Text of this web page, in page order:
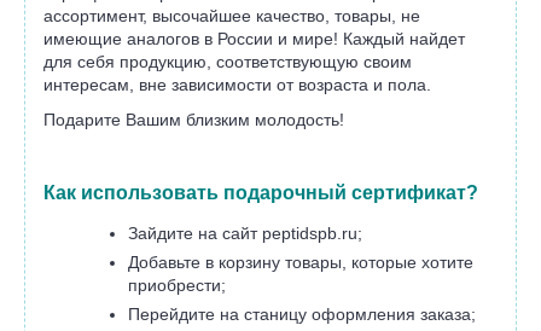
ассортимент, высочайшее качество, товары, не
имеющие аналогов в России и мире! Каждый найдет
для себя продукцию, соответствующую своим
интересам, вне зависимости от возраста и пола.
Подарите Вашим близким молодость!
Как использовать подарочный сертификат?
Зайдите на сайт peptidspb.ru;
Добавьте в корзину товары, которые хотите
приобрести;
Перейдите на станицу оформления заказа;